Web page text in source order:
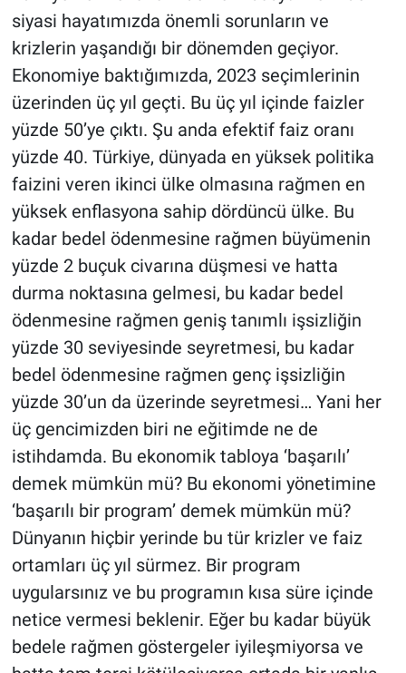
siyasi hayatımızda önemli sorunların ve
krizlerin yaşandığı bir dönemden geçiyor.
Ekonomiye baktığımızda, 2023 seçimlerinin
üzerinden üç yıl geçti. Bu üç yıl içinde faizler
yüzde 50’ye çıktı. Şu anda efektif faiz oranı
yüzde 40. Türkiye, dünyada en yüksek politika
faizini veren ikinci ülke olmasına rağmen en
yüksek enflasyona sahip dördüncü ülke. Bu
kadar bedel ödenmesine rağmen büyümenin
yüzde 2 buçuk civarına düşmesi ve hatta
durma noktasına gelmesi, bu kadar bedel
ödenmesine rağmen geniş tanımlı işsizliğin
yüzde 30 seviyesinde seyretmesi, bu kadar
bedel ödenmesine rağmen genç işsizliğin
yüzde 30’un da üzerinde seyretmesi… Yani her
üç gencimizden biri ne eğitimde ne de
istihdamda. Bu ekonomik tabloya ‘başarılı’
demek mümkün mü? Bu ekonomi yönetimine
‘başarılı bir program’ demek mümkün mü?
Dünyanın hiçbir yerinde bu tür krizler ve faiz
ortamları üç yıl sürmez. Bir program
uygularsınız ve bu programın kısa süre içinde
netice vermesi beklenir. Eğer bu kadar büyük
bedele rağmen göstergeler iyileşmiyorsa ve